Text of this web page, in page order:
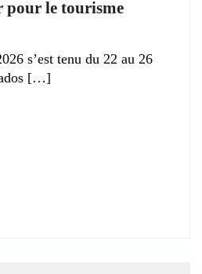
pour le tourisme
s’est tenu du 22 au 26